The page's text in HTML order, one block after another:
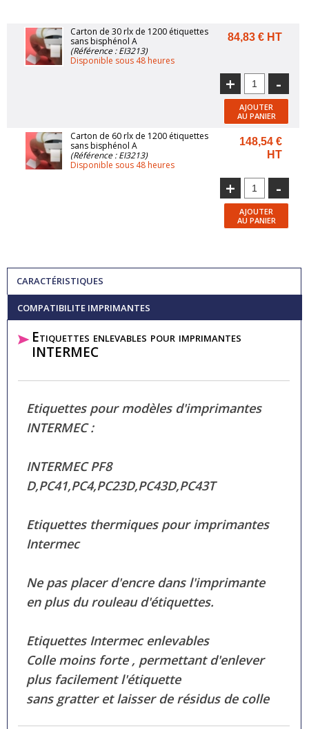
Carton de 30 rlx de 1200 étiquettes
sans bisphénol A
(Référence : EI3213)
Disponible sous 48 heures
84,83 € HT
+ -
AJOUTER
AU PANIER
Carton de 60 rlx de 1200 étiquettes
sans bisphénol A
(Référence : EI3213)
Disponible sous 48 heures
148,54 €
HT
+ -
AJOUTER
AU PANIER
CARACTÉRISTIQUES
COMPATIBILITE IMPRIMANTES
Etiquettes enlevables pour imprimantes
INTERMEC
Etiquettes pour modèles d'imprimantes
INTERMEC :
INTERMEC PF8
D,PC41,PC4,PC23D,PC43D,PC43T
Etiquettes thermiques pour imprimantes
Intermec
Ne pas placer d'encre dans l'imprimante
en plus du rouleau d'étiquettes.
Etiquettes Intermec enlevables
Colle moins forte , permettant d'enlever
plus facilement l'étiquette
sans gratter et laisser de résidus de colle